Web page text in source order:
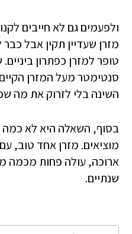
ולפעמים גם לא חייבים
מזרן שעדיין תקין אבל
סנטימטר מעל המזרן
השינה בלי לזרוק את מה
בסוף, השאלה היא לא כמה
מוציאים. מזרן אחד טוב, עם
ארוכה, עולה פחות מכמה
שנתיים.